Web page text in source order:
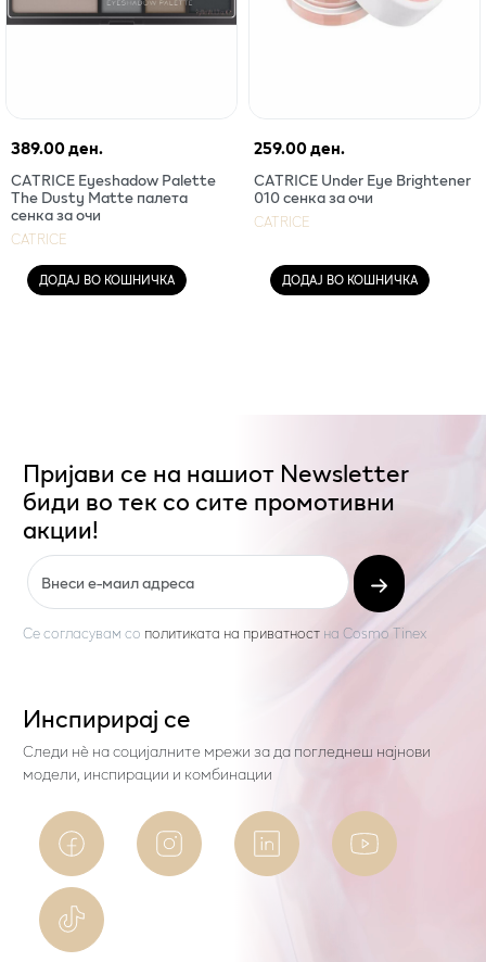
389.00 ден.
CATRICE Eyeshadow Palette
The Dusty Matte палета
сенка за очи
CATRICE
ДОДАЈ ВО КОШНИЧКА
259.00 ден.
CATRICE Under Eye Brightener
010 сенка за очи
CATRICE
ДОДАЈ ВО КОШНИЧКА
Пријави се на нашиот Newsletter
биди во тек со сите промотивни
акции!
Се согласувам со политиката на приватност на Cosmo Tinex
Инспирирај се
Следи нѐ на социјалните мрежи за да погледнеш најнови
модели, инспирации и комбинации